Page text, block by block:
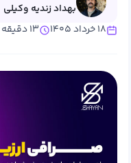
بهداد زندیه وکیلی
۱۸ خرداد ۱۴۰۵
۱۳ دقیقه مطالعه